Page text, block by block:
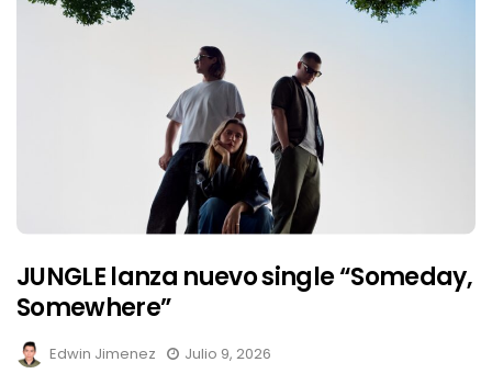
JUNGLE lanza nuevo single “Someday,
Somewhere”
Edwin Jimenez Julio 9, 2026